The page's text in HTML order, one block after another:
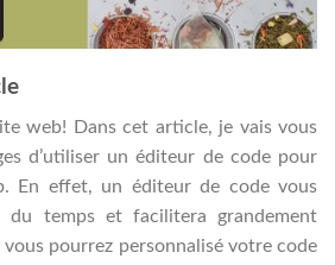
web! Dans cet article, je vais vous
d’utiliser un éditeur de code pour
En effet, un éditeur de code vous
du temps et facilitera grandement
pourrez personnalisé votre code